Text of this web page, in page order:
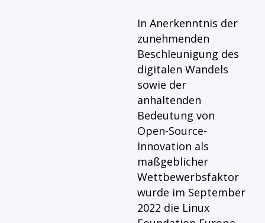
In Anerkenntnis der
zunehmenden
Beschleunigung des
digitalen Wandels
sowie der
anhaltenden
Bedeutung von
Open-Source-
Innovation als
maßgeblicher
Wettbewerbsfaktor
wurde im September
2022 die Linux